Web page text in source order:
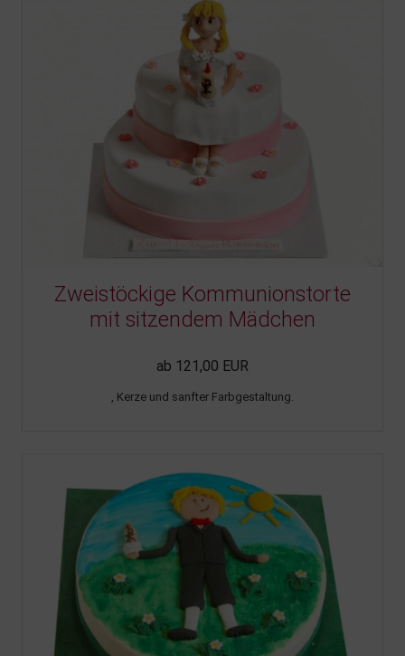
Zweistöckige Kommunionstorte
mit sitzendem Mädchen
ab 121,00 EUR
, Kerze und sanfter Farbgestaltung.